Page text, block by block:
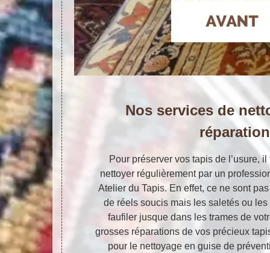
Nos services de
réparation
Pour préserver vos tapis de l’usure,
nettoyer régulièrement par un
Atelier du Tapis. En effet, ce ne sont
de réels soucis mais les saletés ou
faufiler jusque dans les trames de
grosses réparations de vos précieux
pour le nettoyage en guise de